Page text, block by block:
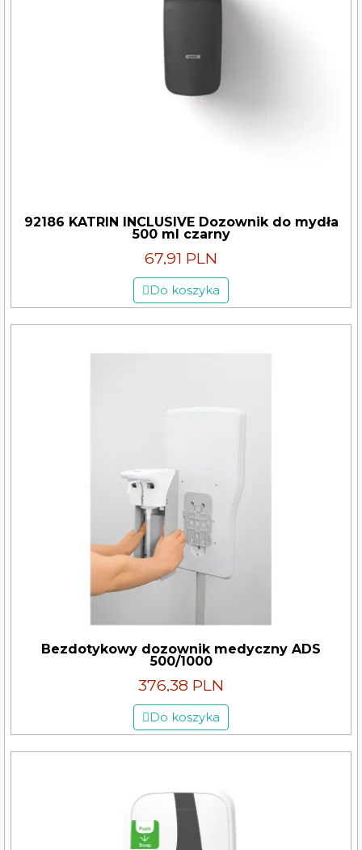
92186 KATRIN INCLUSIVE Dozownik do mydła
500 ml czarny
67,91 PLN
Do koszyka
Bezdotykowy dozownik medyczny ADS
500/1000
376,38 PLN
Do koszyka